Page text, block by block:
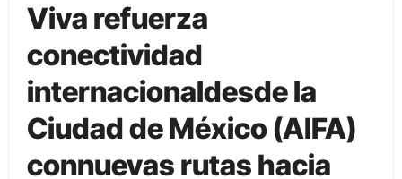
Viva refuerza
conectividad
internacionaldesde la
Ciudad de México (AIFA)
connuevas rutas hacia